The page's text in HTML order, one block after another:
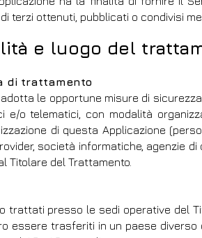
terzi ottenuti, pubblicati o condivisi
e luogo del
di trattamento
le opportune misure di
e/o telematici, con modalità
di questa Applicazione
società informatiche, agenzie
Titolare del Trattamento.
trattati presso le sedi operative del
essere trasferiti in un paese diverso